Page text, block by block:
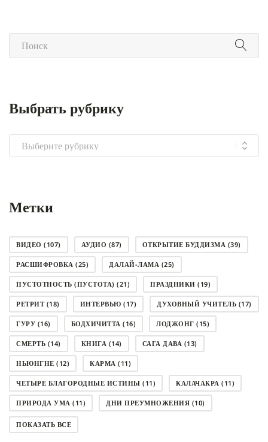
Выбрать рубрику
Выбрать
рубрику
Метки
ВИДЕО (107) АУДИО (87) ОТКРЫТИЕ БУДДИЗМА (39)
РАСШИФРОВКА (25) ДАЛАЙ-ЛАМА (25)
ПУСТОТНОСТЬ (ПУСТОТА) (21) ПРАЗДНИКИ (19)
РЕТРИТ(18) ИНТЕРВЬЮ (17) ДУХОВНЫЙ УЧИТЕЛЬ (17)
ГУРУ (16) БОДХИЧИТТА (16) ЛОДЖОНГ (15)
СМЕРТЬ (14) КНИГА (14) САГА ДАВА (13)
НЬЮНГНЕ (12) КАРМА (11)
ЧЕТЫРЕ БЛАГОРОДНЫЕ ИСТИНЫ (11) КАЛАЧАКРА (11)
ПРИРОДА УМА (11) ДНИ ПРЕУМНОЖЕНИЯ (10)
СОВЕТ(10)
ПОКАЗАТЬ ВСЕ